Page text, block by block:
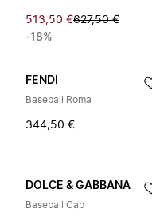
513,50 €627,50 €
-18%
FENDI
Baseball Roma
344,50 €
DOLCE & GABBANA
Baseball Cap